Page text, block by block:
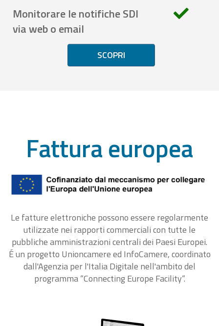
Monitorare le notifiche SDI
via web o email
SCOPRI
Fattura europea
Le fatture elettroniche possono essere regolarmente
utilizzate nei rapporti commerciali con tutte le
pubbliche amministrazioni centrali dei Paesi Europei.
É un progetto Unioncamere ed InfoCamere, coordinato
dall'Agenzia per l'Italia Digitale nell'ambito del
programma “Connecting Europe Facility“.